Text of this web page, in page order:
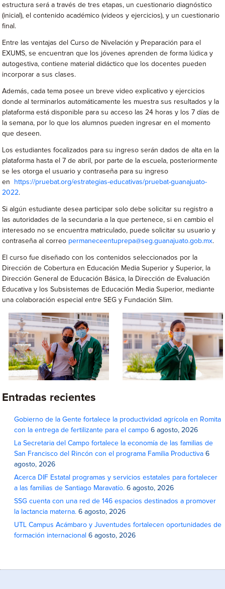
estructura será a través de tres etapas, un cuestionario diagnóstico
(inicial), el contenido académico (videos y ejercicios), y un cuestionario
final.
Entre las ventajas del Curso de Nivelación y Preparación para el
EXUMS, se encuentran que los jóvenes aprenden de forma lúdica y
autogestiva, contiene material didáctico que los docentes pueden
incorporar a sus clases.
Además, cada tema posee un breve video explicativo y ejercicios
donde al terminarlos automáticamente les muestra sus resultados y la
plataforma está disponible para su acceso las 24 horas y los 7 días de
la semana, por lo que los alumnos pueden ingresar en el momento
que deseen.
Los estudiantes focalizados para su ingreso serán dados de alta en la
plataforma hasta el 7 de abril, por parte de la escuela, posteriormente
se les otorga el usuario y contraseña para su ingreso
en
https://pruebat.org/estrategias-educativas/pruebat-guanajuato-
2022.
Si algún estudiante desea participar solo debe solicitar su registro a
las autoridades de la secundaria a la que pertenece, si en cambio el
interesado no se encuentra matriculado, puede solicitar su usuario y
contraseña al correo permaneceentuprepa@seg.guanajuato.gob.mx.
El curso fue diseñado con los contenidos seleccionados por la
Dirección de Cobertura en Educación Media Superior y Superior, la
Dirección General de Educación Básica, la Dirección de Evaluación
Educativa y los Subsistemas de Educación Media Superior, mediante
una colaboración especial entre SEG y Fundación Slim.
Entradas recientes
Gobierno de la Gente fortalece la productividad agrícola en Romita
con la entrega de fertilizante para el campo 6 agosto, 2026
La Secretaria del Campo fortalece la economía de las familias de
San Francisco del Rincón con el programa Familia Productiva 6
agosto, 2026
Acerca DIF Estatal programas y servicios estatales para fortalecer
a las familias de Santiago Maravatío. 6 agosto, 2026
SSG cuenta con una red de 146 espacios destinados a promover
la lactancia materna. 6 agosto, 2026
UTL Campus Acámbaro y Juventudes fortalecen oportunidades de
formación internacional 6 agosto, 2026